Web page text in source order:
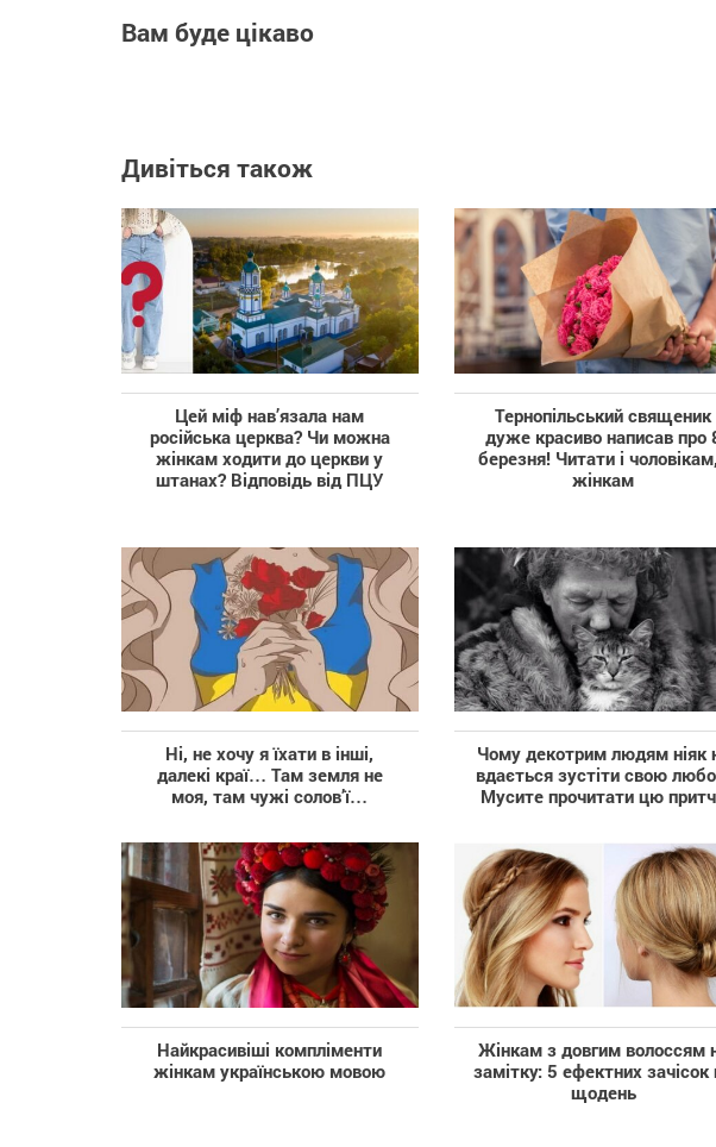
Вам буде цікаво
Дивіться також
Цей міф нав’язала нам
російська церква? Чи можна
жінкам ходити до церкви у
штанах? Відповідь від ПЦУ
Тернопільський священик
дуже красиво написав про
березня! Читати і
жінкам
Ні, не хочу я їхати в інші,
далекі краї… Там земля не
моя, там чужі солов’ї…
Чому декотрим людям ніяк
вдається зустіти свою
Мусите прочитати цю
Найкрасивіші компліменти
жінкам українською мовою
Жінкам з довгим волоссям
замітку: 5 ефектних зачісок
щодень